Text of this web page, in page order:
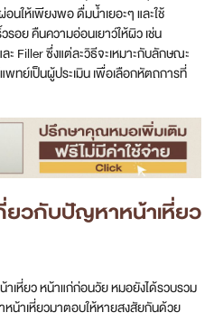
วกับปัญหาหน้าเหี่ยว
เหี่ยว หน้าแก่ก่อนวัย หมอยังได้รวบรวม
น้าเหี่ยวมาตอบให้หายสงสัยกันด้วย
นดีที่สุด?
ไหนเห็นผลนานที่สุด?
ว ยกกระชับหน้าเด็ก ไม่ต้องผ่าตัด